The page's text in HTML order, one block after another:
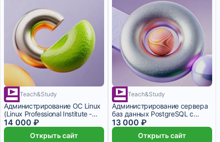
1 месяцTeach&Study
Администрирование ОС Linux
(Linux Professional Institute -
level 3)
14 000 ₽
Открыть сайт
1 месяцTeach&Study
Администрирование сервера
баз данных PostgreSQL с
применением языка запросов
SQL и процедурного языка
PL/pgSQL
13 000 ₽
Открыть сайт